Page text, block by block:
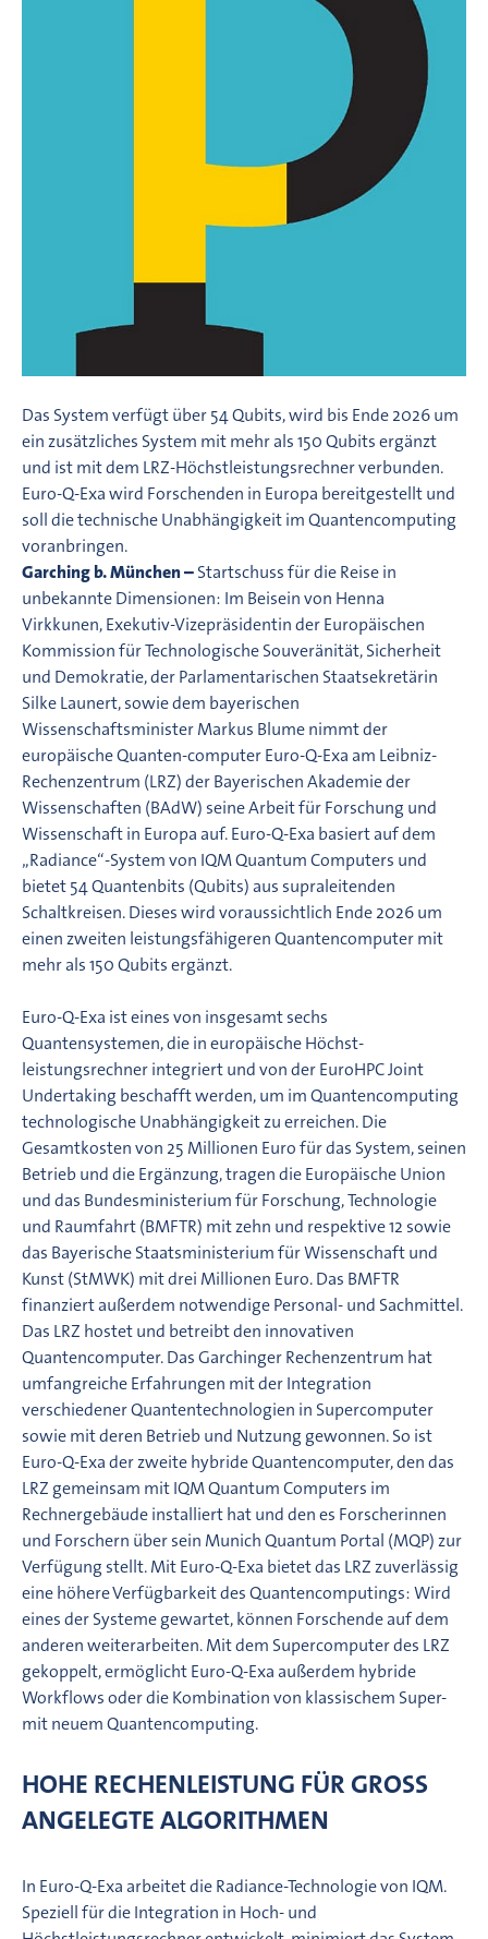
Das System verfügt über 54 Qubits, wird bis Ende 2026 um
ein zusätzliches System mit mehr als 150 Qubits ergänzt
und ist mit dem LRZ-Höchstleistungsrechner verbunden.
Euro-Q-Exa wird Forschenden in Europa bereitgestellt und
soll die technische Unabhängigkeit im Quantencomputing
voranbringen.
Garching b. München –Startschuss für die Reise in
unbekannte Dimensionen: Im Beisein von Henna
Virkkunen, Exekutiv-Vizepräsidentin der Europäischen
Kommission für Technologische Souveränität, Sicherheit
und Demokratie, der Parlamentarischen Staatsekretärin
Silke Launert, sowie dem bayerischen
Wissenschaftsminister Markus Blume nimmt der
europäische Quanten-computer Euro-Q-Exa am Leibniz-
Rechenzentrum (LRZ) der Bayerischen Akademie der
Wissenschaften (BAdW) seine Arbeit für Forschung und
Wissenschaft in Europa auf. Euro-Q-Exa basiert auf dem
„Radiance“-System von IQM Quantum Computers und
bietet 54 Quantenbits (Qubits) aus supraleitenden
Schaltkreisen. Dieses wird voraussichtlich Ende 2026 um
einen zweiten leistungsfähigeren Quantencomputer mit
mehr als 150 Qubits ergänzt.
Euro-Q-Exa ist eines von insgesamt sechs
Quantensystemen, die in europäische Höchst-
leistungsrechner integriert und von der EuroHPC Joint
Undertaking beschafft werden, um im Quantencomputing
technologische Unabhängigkeit zu erreichen. Die
Gesamtkosten von 25 Millionen Euro für das System, seinen
Betrieb und die Ergänzung, tragen die Europäische Union
und das Bundesministerium für Forschung, Technologie
und Raumfahrt (BMFTR) mit zehn und respektive 12 sowie
das Bayerische Staatsministerium für Wissenschaft und
Kunst (StMWK) mit drei Millionen Euro. Das BMFTR
finanziert außerdem notwendige Personal- und Sachmittel.
Das LRZ hostet und betreibt den innovativen
Quantencomputer. Das Garchinger Rechenzentrum hat
umfangreiche Erfahrungen mit der Integration
verschiedener Quantentechnologien in Supercomputer
sowie mit deren Betrieb und Nutzung gewonnen. So ist
Euro-Q-Exa der zweite hybride Quantencomputer, den das
LRZ gemeinsam mit IQM Quantum Computers im
Rechnergebäude installiert hat und den es Forscherinnen
und Forschern über sein Munich Quantum Portal (MQP) zur
Verfügung stellt. Mit Euro-Q-Exa bietet das LRZ zuverlässig
eine höhere Verfügbarkeit des Quantencomputings: Wird
eines der Systeme gewartet, können Forschende auf dem
anderen weiterarbeiten. Mit dem Supercomputer des LRZ
gekoppelt, ermöglicht Euro-Q-Exa außerdem hybride
Workflows oder die Kombination von klassischem Super-
mit neuem Quantencomputing.
HOHE RECHENLEISTUNG FÜR GROSS A
NGELEGTE ALGORITHMEN
In Euro-Q-Exa arbeitet die Radiance-Technologie von IQM.
Speziell für die Integration in Hoch- und